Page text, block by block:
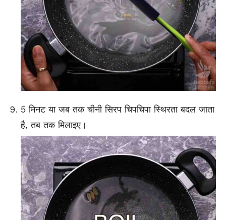
5 मिनट या जब तक चीनी सिरप चिपचिपा स्थिरता बदल जाता
है, तब तक मिलाइए।